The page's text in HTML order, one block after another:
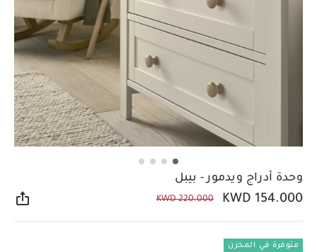
وحدة أدراج ويدمور - بيبل
KWD 154.000
KWD 220.000
متوفرة في المخزن